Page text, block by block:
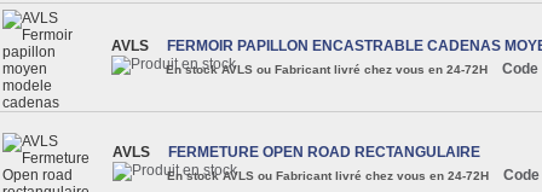
AVLS FERMOIR PAPILLON ENCASTRABLE CADENAS
En stock AVLS ou Fabricant livré chez vous en 24-72H Code
AVLS FERMETURE OPEN ROAD RECTANGULAIRE
En stock AVLS ou Fabricant livré chez vous en 24-72H Code